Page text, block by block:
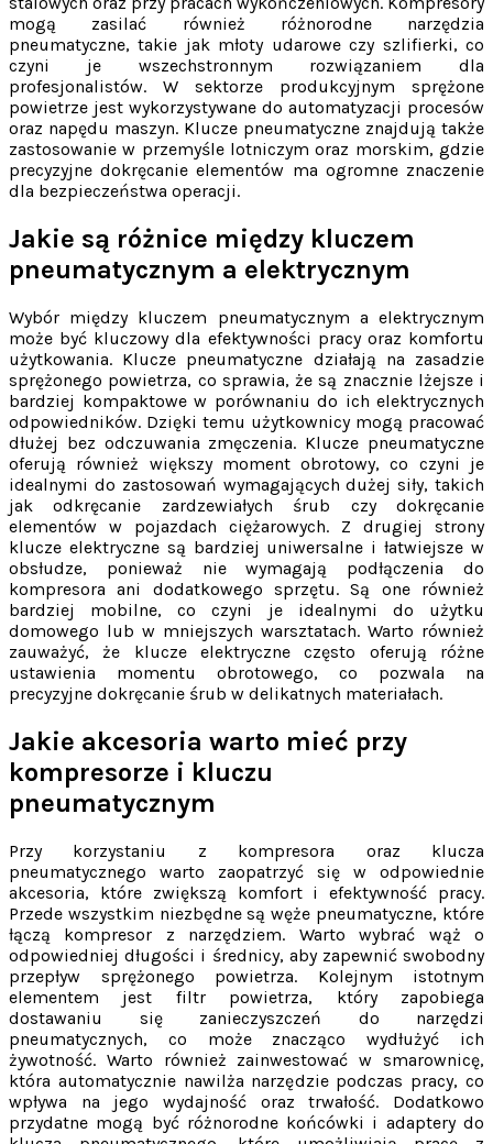
mogą zasilać również różnorodne narzędzia
pneumatyczne, takie jak młoty udarowe czy szlifierki, co
czyni je wszechstronnym rozwiązaniem dla
profesjonalistów. W sektorze produkcyjnym sprężone
powietrze jest wykorzystywane do automatyzacji procesów
oraz napędu maszyn. Klucze pneumatyczne znajdują także
zastosowanie w przemyśle lotniczym oraz morskim, gdzie
precyzyjne dokręcanie elementów ma ogromne znaczenie
dla bezpieczeństwa operacji.
Jakie są różnice między kluczem
pneumatycznym a elektrycznym
Wybór między kluczem pneumatycznym a elektrycznym
może być kluczowy dla efektywności pracy oraz komfortu
użytkowania. Klucze pneumatyczne działają na zasadzie
sprężonego powietrza, co sprawia, że są znacznie lżejsze i
bardziej kompaktowe w porównaniu do ich elektrycznych
odpowiedników. Dzięki temu użytkownicy mogą pracować
dłużej bez odczuwania zmęczenia. Klucze pneumatyczne
oferują również większy moment obrotowy, co czyni je
idealnymi do zastosowań wymagających dużej siły, takich
jak odkręcanie zardzewiałych śrub czy dokręcanie
elementów w pojazdach ciężarowych. Z drugiej strony
klucze elektryczne są bardziej uniwersalne i łatwiejsze w
obsłudze, ponieważ nie wymagają podłączenia do
kompresora ani dodatkowego sprzętu. Są one również
bardziej mobilne, co czyni je idealnymi do użytku
domowego lub w mniejszych warsztatach. Warto również
zauważyć, że klucze elektryczne często oferują różne
ustawienia momentu obrotowego, co pozwala na
precyzyjne dokręcanie śrub w delikatnych materiałach.
Jakie akcesoria warto mieć przy
kompresorze i kluczu
pneumatycznym
Przy korzystaniu z kompresora oraz klucza
pneumatycznego warto zaopatrzyć się w odpowiednie
akcesoria, które zwiększą komfort i efektywność pracy.
Przede wszystkim niezbędne są węże pneumatyczne, które
łączą kompresor z narzędziem. Warto wybrać wąż o
odpowiedniej długości i średnicy, aby zapewnić swobodny
przepływ sprężonego powietrza. Kolejnym istotnym
elementem jest filtr powietrza, który zapobiega
dostawaniu się zanieczyszczeń do narzędzi
pneumatycznych, co może znacząco wydłużyć ich
żywotność. Warto również zainwestować w smarownicę,
która automatycznie nawilża narzędzie podczas pracy, co
wpływa na jego wydajność oraz trwałość. Dodatkowo
przydatne mogą być różnorodne końcówki i adaptery do